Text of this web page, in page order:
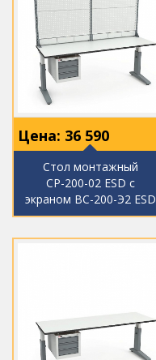
Цена: 36 590
Стол монтажный
СР-200-02 ESD с
экраном ВС-200-Э2 ESD